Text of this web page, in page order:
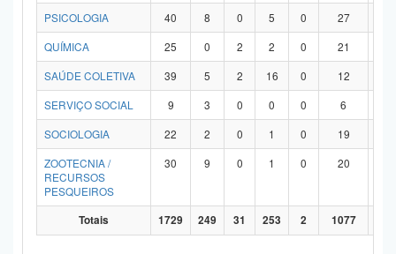
PSICOLOGIA 40 8 0 5 0 27
QUÍMICA
25 0 2 2 0 21
SAÚDE COLETIVA
39 5 2 16 0 12
SERVIÇO SOCIAL
9 3 0 0 0 6
SOCIOLOGIA
22 2 0 1 0 19
ZOOTECNIA /
RECURSOS
PESQUEIROS
30 9 0 1 0 20
Totais 1729 249 31 253 2 1077